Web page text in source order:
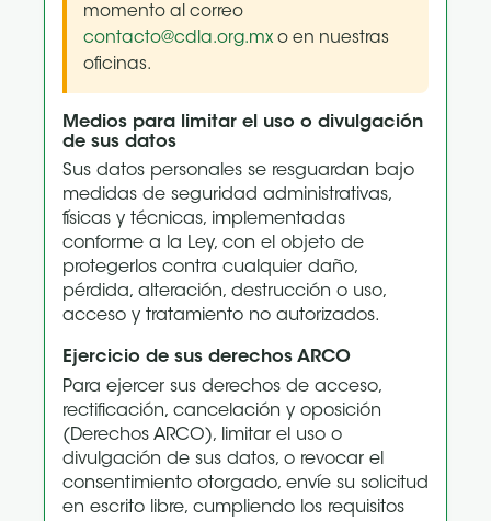
momento al correo
contacto@cdla.org.mx o en nuestras
oficinas.
Medios para limitar el uso o divulgación
de sus datos
Sus datos personales se resguardan bajo
medidas de seguridad administrativas,
físicas y técnicas, implementadas
conforme a la Ley, con el objeto de
protegerlos contra cualquier daño,
pérdida, alteración, destrucción o uso,
acceso y tratamiento no autorizados.
Ejercicio de sus derechos ARCO
Para ejercer sus derechos de acceso,
rectificación, cancelación y oposición
(Derechos ARCO), limitar el uso o
divulgación de sus datos, o revocar el
consentimiento otorgado, envíe su solicitud
en escrito libre, cumpliendo los requisitos